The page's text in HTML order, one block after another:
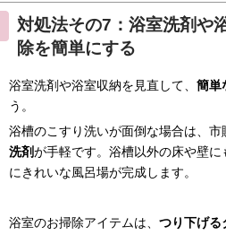
対処法その7：浴室洗剤や
除を簡単にする
浴室洗剤や浴室収納を見直して、 簡単
う。
浴槽のこすり洗いが面倒な場合は、市
洗剤が手軽です。浴槽以外の床や壁
にきれいな風呂場が完成します。
浴室のお掃除アイテムは、 つり下げる